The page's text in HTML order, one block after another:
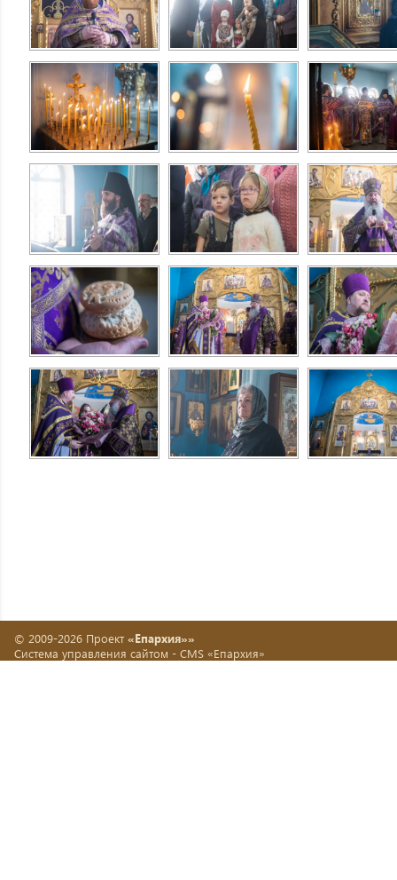
© 2009-2026 Проект «Епархия»»
Система управления сайтом - CMS «Епархия»